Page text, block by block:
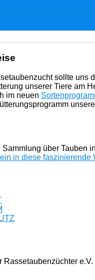
sollte uns
unserer Tiere am
im neuen
über Tauben
in diese faszinierende
Rassetaubenzüchter e.V.